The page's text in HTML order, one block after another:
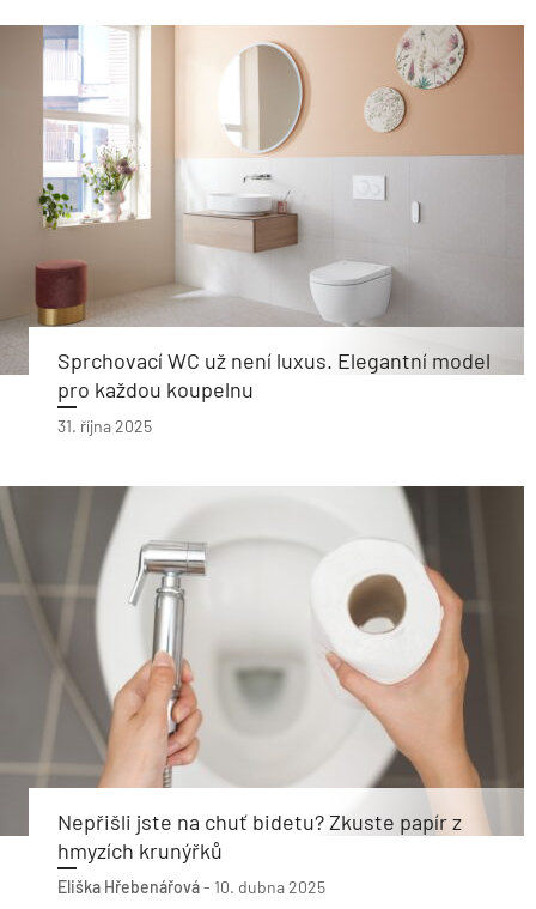
Sprchovací WC už není luxus. Elegantní model
pro každou koupelnu
31. října 2025
Nepřišli jste na chuť bidetu? Zkuste papír z
hmyzích krunýřků
Eliška Hřebenářová- 10. dubna 2025